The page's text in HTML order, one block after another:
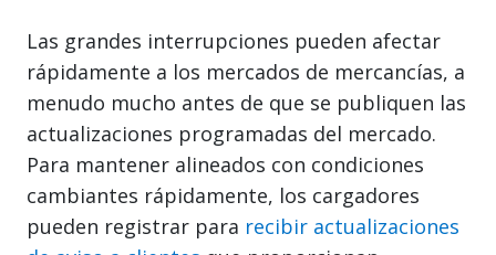
Las grandes interrupciones pueden afectar
rápidamente a los mercados de mercancías, a
menudo mucho antes de que se publiquen las
actualizaciones programadas del mercado.
Para mantener alineados con condiciones
cambiantes rápidamente, los cargadores
pueden registrar para recibir actualizaciones